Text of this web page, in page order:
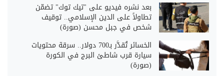
بعد نشره فيديو على "تيك توك" تضمّن
تطاولاً على الدين الإسلامي.. توقيف
شخص في جبل محسن (صورة)
الخسائر تُقدَّر بـ700 دولار.. سرقة محتويات
سيارة قرب شاطئ البرج في الكورة
(صورة)